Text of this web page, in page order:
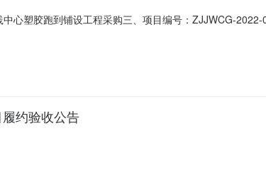
心塑胶跑到铺设工程采购三、项目编号：ZJJWCG-
号516室联系方式：13918068002六、合同主要信息服务
约验收公告